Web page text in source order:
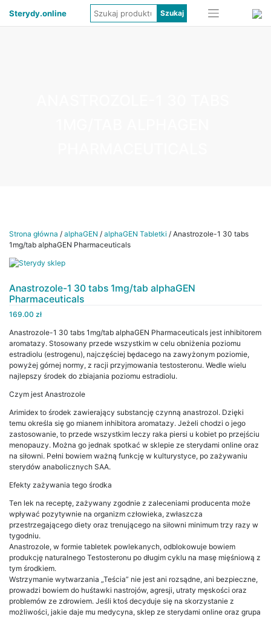
Sterydy.online
Strona główna / alphaGEN / alphaGEN Tabletki / Anastrozole-1 30 tabs
1mg/tab alphaGEN Pharmaceuticals
Anastrozole-1 30 tabs 1mg/tab alphaGEN
Pharmaceuticals
169.00 zł
Anastrozole-1 30 tabs 1mg/tab alphaGEN Pharmaceuticals jest inhibitorem
aromatazy. Stosowany przede wszystkim w celu obniżenia poziomu
estradiolu (estrogenu), najczęściej będacego na zawyżonym poziomie,
powyżej górnej normy, z racji przyjmowania testosteronu. Wedle wielu
najlepszy środek do zbiajania poziomu estradiolu.
Czym jest Anastrozole
Arimidex to środek zawierający substancję czynną anastrozol. Dzięki
temu określa się go mianem inhibitora aromatazy. Jeżeli chodzi o jego
zastosowanie, to przede wszystkim leczy raka piersi u kobiet po przejściu
menopauzy. Można go jednak spotkać w sklepie ze sterydami online oraz
na siłowni. Pełni bowiem ważną funkcję w kulturystyce, po zażywaniu
sterydów anabolicznych SAA.
Efekty zażywania tego środka
Ten lek na receptę, zażywany zgodnie z zaleceniami producenta może
wpływać pozytywnie na organizm człowieka, zwłaszcza
przestrzegającego diety oraz trenującego na siłowni minimum trzy razy w
tygodniu.
Anastrozole, w formie tabletek powlekanych, odblokowuje bowiem
produkcję naturalnego Testosteronu po długim cyklu na masę mięśniową z
tym środkiem.
Wstrzymanie wytwarzania „Teścia” nie jest ani rozsądne, ani bezpieczne,
prowadzi bowiem do huśtawki nastrojów, agresji, utraty męskości oraz
problemów ze zdrowiem. Jeśli ktoś decyduje się na skorzystanie z
możliwości, jakie daje mu medycyna, sklep ze sterydami online oraz grupa